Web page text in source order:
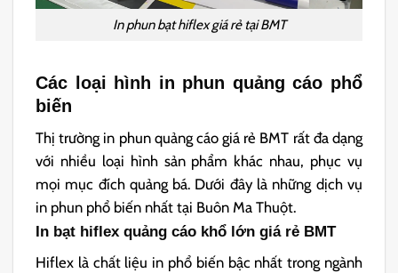
In phun bạt hiflex giá rẻ tại BMT
Các loại hình in phun quảng cáo phổ
biến
Thị trường in phun quảng cáo giá rẻ BMT rất đa dạng
với nhiều loại hình sản phẩm khác nhau, phục vụ
mọi mục đích quảng bá. Dưới đây là những dịch vụ
in phun phổ biến nhất tại Buôn Ma Thuột.
In bạt hiflex quảng cáo khổ lớn giá rẻ BMT
Hiflex là chất liệu in phổ biến bậc nhất trong ngành